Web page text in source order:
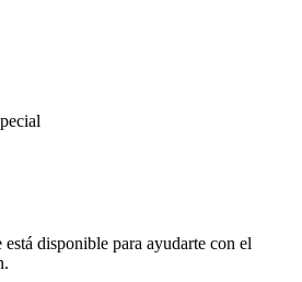
disponible para ayudarte con el